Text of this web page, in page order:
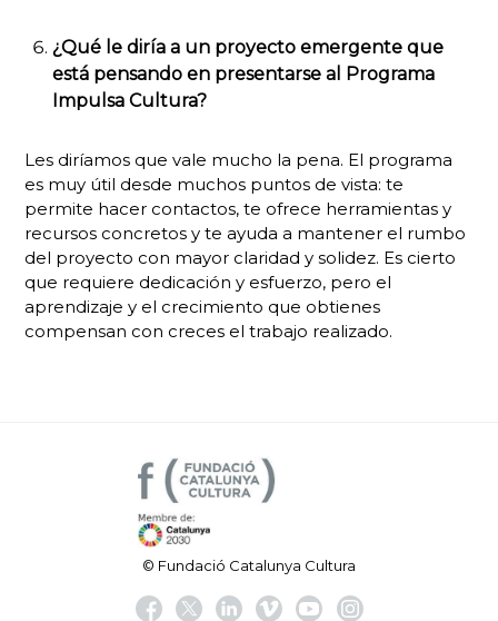
¿Qué le diría a un proyecto emergente que
está pensando en presentarse al Programa
Impulsa Cultura?
Les diríamos que vale mucho la pena. El programa
es muy útil desde muchos puntos de vista: te
permite hacer contactos, te ofrece herramientas y
recursos concretos y te ayuda a mantener el rumbo
del proyecto con mayor claridad y solidez. Es cierto
que requiere dedicación y esfuerzo, pero el
aprendizaje y el crecimiento que obtienes
compensan con creces el trabajo realizado.
© Fundació Catalunya Cultura